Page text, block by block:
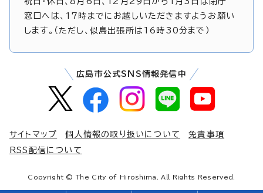
窓口へは、17時までにお越しいただきますようお願い
します。（ただし、似島出張所は16時30分まで）
広島市公式SNS情報発信中
サイトマップ 個人情報の取り扱いについて
免責事項
RSS配信について
Copyright © The City of Hiroshima. All Rights Reserved.